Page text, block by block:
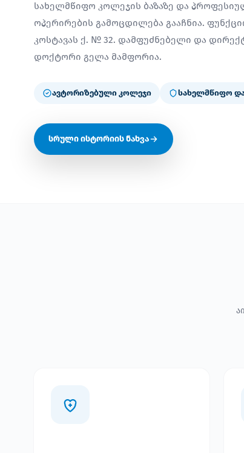
სახელმწიფო კოლეჯის ბაზაზე და
ოპერირების გამოცდილება გააჩნია.
კოსტავას ქ. № 32. დამფუძნებელი და
დოქტორი გელა მამფორია.
ავტორიზებული კოლეჯი სახელმწიფო
სრული ისტორიის ნახვა